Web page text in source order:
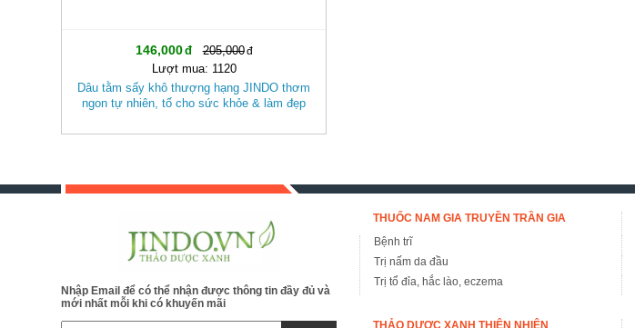
146,000
205,000
Lượt mua: 1120
Dâu tằm sấy khô thượng hạng JINDO thơm
ngon tự nhiên, tố cho sức khỏe & làm đẹp
Nhập Email để có thể nhận được thông tin đầy đủ và
mới nhất mỗi khi có khuyến mãi
THUỐC NAM GIA TRUYỀN TRẦN GIA
Bệnh trĩ
Trị nấm da đầu
Trị tổ đỉa, hắc lào, eczema
THẢO DƯỢC XANH THIÊN NHIÊN